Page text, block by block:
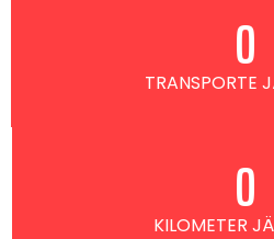
TRANSPORTE
0
KILOMETER
0